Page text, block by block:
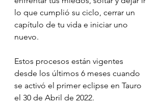
lo que cumplió su ciclo, cerrar un
capítulo de tu vida e iniciar uno
nuevo.
Estos procesos están vigentes
desde los últimos 6 meses cuando
se activó el primer eclipse en Tauro
el 30 de Abril de 2022.